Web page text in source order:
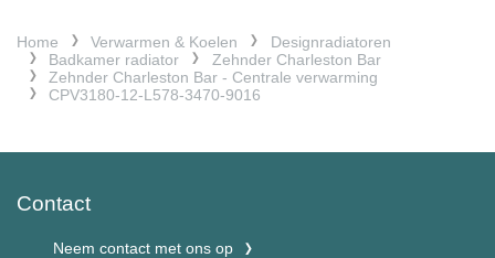
Home Verwarmen & Koelen
Designradiatoren
Badkamer radiator
Zehnder Charleston Bar
Zehnder Charleston Bar - Centrale verwarming
CPV3180-12-L578-3470-9016
Contact
Neem contact met ons op